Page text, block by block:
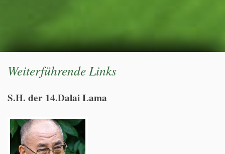
Weiterführende Links
S.H. der 14.Dalai Lama